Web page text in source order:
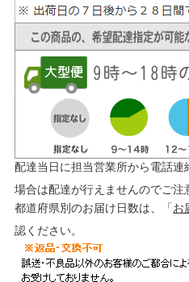
配達当日に担当営業所から電話
場合は配達が行えませんのでご注
都道府県別のお届け日数は、「お
認ください。